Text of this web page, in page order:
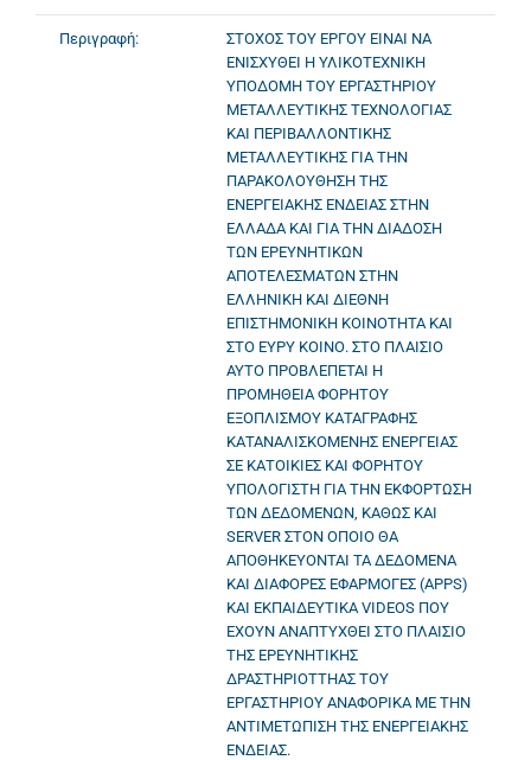
Περιγραφή:
ΣΤΟΧΟΣ ΤΟΥ ΕΡΓΟΥ ΕΙΝΑΙ ΝΑ
ΕΝΙΣΧΥΘΕΙ Η ΥΛΙΚΟΤΕΧΝΙΚΗ
ΥΠΟΔΟΜΗ ΤΟΥ ΕΡΓΑΣΤΗΡΙΟΥ
ΜΕΤΑΛΛΕΥΤΙΚΗΣ ΤΕΧΝΟΛΟΓΙΑΣ
ΚΑΙ ΠΕΡΙΒΑΛΛΟΝΤΙΚΗΣ
ΜΕΤΑΛΛΕΥΤΙΚΗΣ ΓΙΑ ΤΗΝ
ΠΑΡΑΚΟΛΟΥΘΗΣΗ ΤΗΣ
ΕΝΕΡΓΕΙΑΚΗΣ ΕΝΔΕΙΑΣ ΣΤΗΝ
ΕΛΛΑΔΑ ΚΑΙ ΓΙΑ ΤΗΝ ΔΙΑΔΟΣΗ
ΤΩΝ ΕΡΕΥΝΗΤΙΚΩΝ
ΑΠΟΤΕΛΕΣΜΑΤΩΝ ΣΤΗΝ
ΕΛΛΗΝΙΚΗ ΚΑΙ ΔΙΕΘΝΗ
ΕΠΙΣΤΗΜΟΝΙΚΗ ΚΟΙΝΟΤΗΤΑ ΚΑΙ
ΣΤΟ ΕΥΡΥ ΚΟΙΝΟ. ΣΤΟ ΠΛΑΙΣΙΟ
ΑΥΤΟ ΠΡΟΒΛΕΠΕΤΑΙ Η
ΠΡΟΜΗΘΕΙΑ ΦΟΡΗΤΟΥ
ΕΞΟΠΛΙΣΜΟΥ ΚΑΤΑΓΡΑΦΗΣ
ΚΑΤΑΝΑΛΙΣΚΟΜΕΝΗΣ ΕΝΕΡΓΕΙΑΣ
ΣΕ ΚΑΤΟΙΚΙΕΣ ΚΑΙ ΦΟΡΗΤΟΥ
ΥΠΟΛΟΓΙΣΤΗ ΓΙΑ ΤΗΝ ΕΚΦΟΡΤΩΣΗ
ΤΩΝ ΔΕΔΟΜΕΝΩΝ, ΚΑΘΩΣ ΚΑΙ
SERVER ΣΤΟΝ ΟΠΟΙΟ ΘΑ
ΑΠΟΘΗΚΕΥΟΝΤΑΙ ΤΑ ΔΕΔΟΜΕΝΑ
ΚΑΙ ΔΙΑΦΟΡΕΣ ΕΦΑΡΜΟΓΕΣ (APPS)
ΚΑΙ ΕΚΠΑΙΔΕΥΤΙΚΑ VIDEOS ΠΟΥ
ΕΧΟΥΝ ΑΝΑΠΤΥΧΘΕΙ ΣΤΟ ΠΛΑΙΣΙΟ
ΤΗΣ ΕΡΕΥΝΗΤΙΚΗΣ
ΔΡΑΣΤΗΡΙΟΤΤΗΑΣ ΤΟΥ
ΕΡΓΑΣΤΗΡΙΟΥ ΑΝΑΦΟΡΙΚΑ ΜΕ ΤΗΝ
ΑΝΤΙΜΕΤΩΠΙΣΗ ΤΗΣ ΕΝΕΡΓΕΙΑΚΗΣ
ΕΝΔΕΙΑΣ.